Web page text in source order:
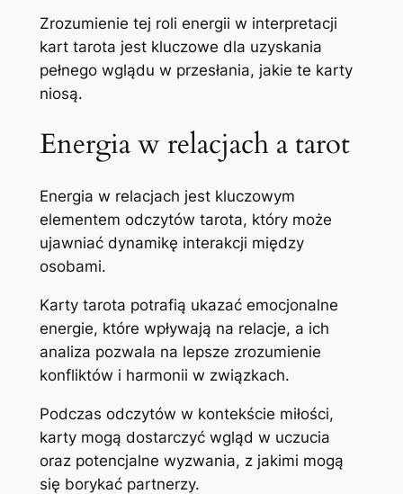
Zrozumienie tej roli energii w interpretacji
kart tarota jest kluczowe dla uzyskania
pełnego wglądu w przesłania, jakie te karty
niosą.
Energia w relacjach a tarot
Energia w relacjach jest kluczowym
elementem odczytów tarota, który może
ujawniać dynamikę interakcji między
osobami.
Karty tarota potrafią ukazać emocjonalne
energie, które wpływają na relacje, a ich
analiza pozwala na lepsze zrozumienie
konfliktów i harmonii w związkach.
Podczas odczytów w kontekście miłości,
karty mogą dostarczyć wgląd w uczucia
oraz potencjalne wyzwania, z jakimi mogą
się borykać partnerzy.